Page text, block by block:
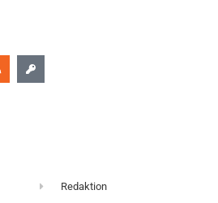
Redaktion